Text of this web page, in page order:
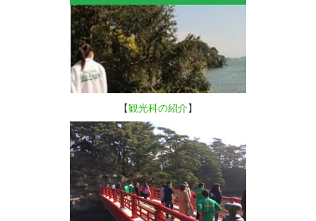
【観光科の紹介】